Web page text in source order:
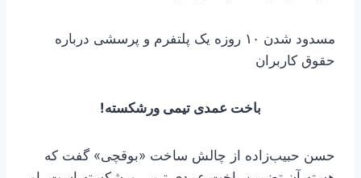
مسدود شدن ۱۰ روزه یک پلتفرم و پرسشی درباره
حقوق کاربران
باخت عمدی تیمی ورشکسته!
حسن حبیب‌زاده از چالش ساخت «بوقچی» گفت که